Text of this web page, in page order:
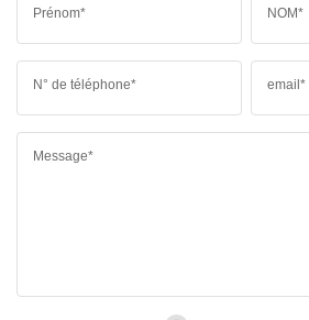
Prénom* NOM*
N° de téléphone* email*
Message*